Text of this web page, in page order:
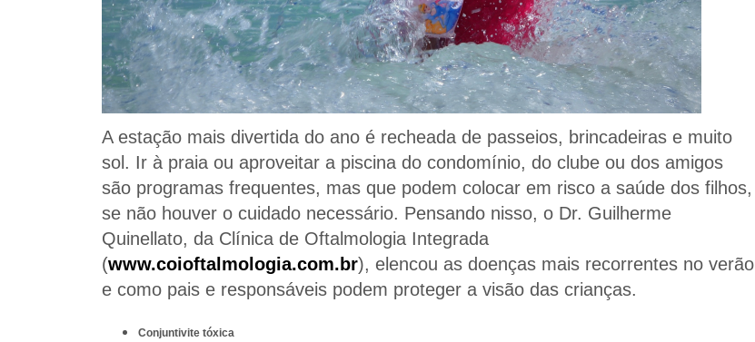
A estação mais divertida do ano é recheada de passeios, brincadeiras e muito
sol. Ir à praia ou aproveitar a piscina do condomínio, do clube ou dos amigos
são programas frequentes, mas que podem colocar em risco a saúde dos filhos,
se não houver o cuidado necessário. Pensando nisso, o Dr. Guilherme
Quinellato, da Clínica de Oftalmologia Integrada
(www.coioftalmologia.com.br), elencou as doenças mais recorrentes no verão
e como pais e responsáveis podem proteger a visão das crianças.
Conjuntivite tóxica